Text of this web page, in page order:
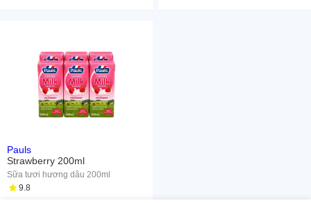
Pauls
Strawberry 200ml
Sữa tươi hương dâu 200ml
9.8